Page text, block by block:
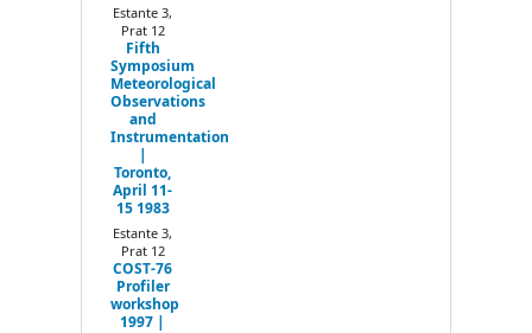
Estante 3,
Prat 12
Fifth
Symposium
Meteorological
Observations
and
Instrumentation
|
Toronto,
April 11-
15 1983
Estante 3,
Prat 12
COST-76
Profiler
workshop
1997 |